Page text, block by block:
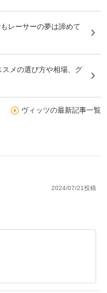
レーサーの夢は諦めて
スメの選び方や相場、グ
ヴィッツの最新記事一覧
2024/07/21投稿